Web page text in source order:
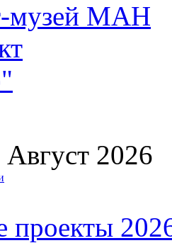
музей МАН
2026
проекты